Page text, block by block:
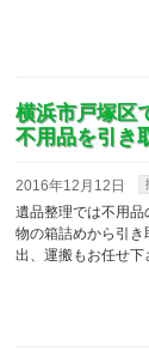
横浜市戸塚区
不用品を引き
2016年12月12日
遺品整理では不用
物の箱詰めから引
出、運搬もお任せ下